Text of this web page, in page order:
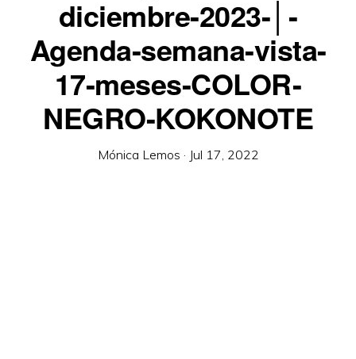
diciembre-2023-│-
Agenda-semana-vista-
17-meses-COLOR-
NEGRO-KOKONOTE
Mónica Lemos · Jul 17, 2022